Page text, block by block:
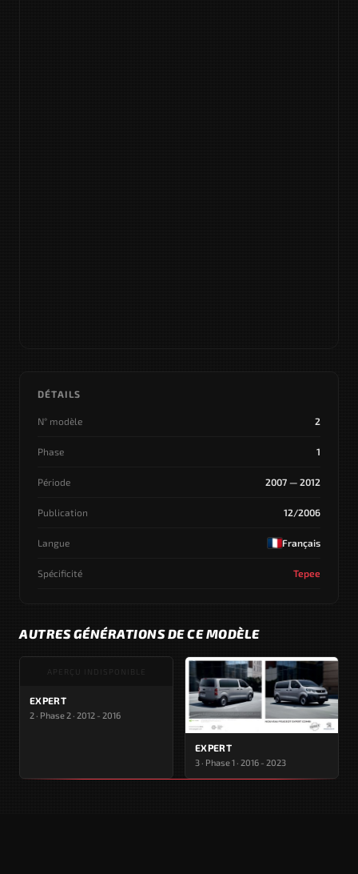
DÉTAILS
N° modèle 2
Phase 1
Période 2007 — 2012
Publication 12/2006
Langue Français
Spécificité Tepee
AUTRES GÉNÉRATIONS DE CE MODÈLE
APERÇU INDISPONIBLE
EXPERT
2 · Phase 2 · 2012 - 2016
EXPERT
3 · Phase 1 · 2016 - 2023